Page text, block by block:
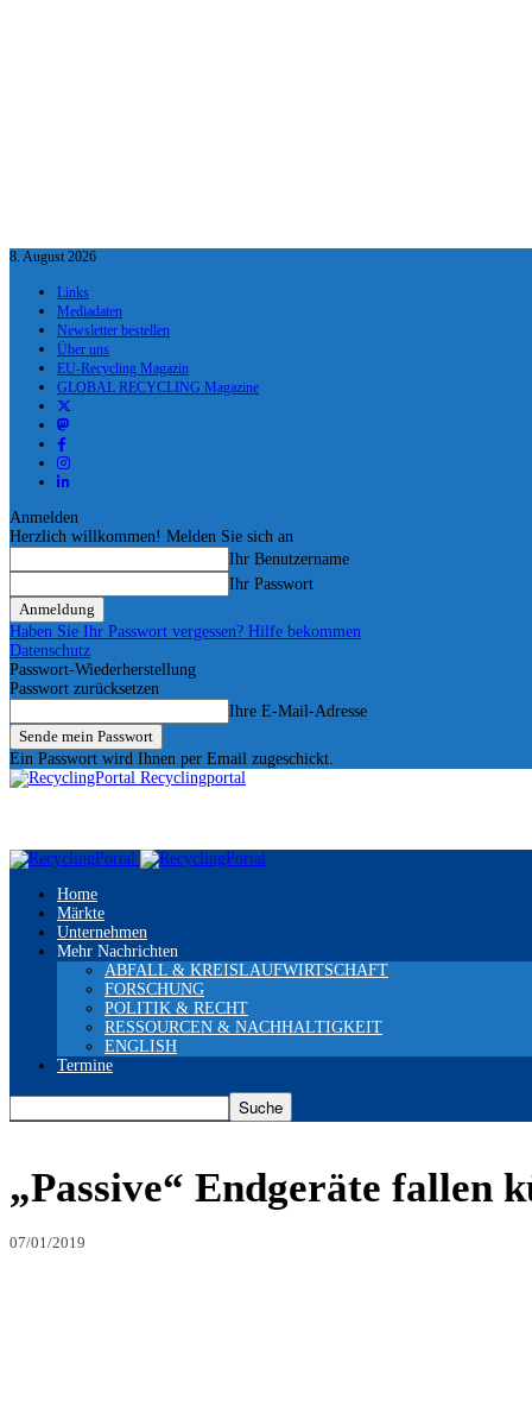
8. August 2026
Links
Mediadaten
Newsletter bestellen
Über uns
EU-Recycling Magazin
GLOBAL RECYCLING Magazine
Anmelden
Herzlich willkommen! Melden Sie sich an
Ihr Benutzername
Ihr Passwort
Haben Sie Ihr Passwort vergessen? Hilfe bekommen
Datenschutz
Passwort-Wiederherstellung
Passwort zurücksetzen
Ihre E-Mail-Adresse
Ein Passwort wird Ihnen per Email zugeschickt.
Recyclingportal
Home
Märkte
Unternehmen
Mehr Nachrichten
ABFALL & KREISLAUFWIRTSCHAFT
FORSCHUNG
POLITIK & RECHT
RESSOURCEN & NACHHALTIGKEIT
ENGLISH
Termine
„Passive“ Endgeräte fallen
07/01/2019